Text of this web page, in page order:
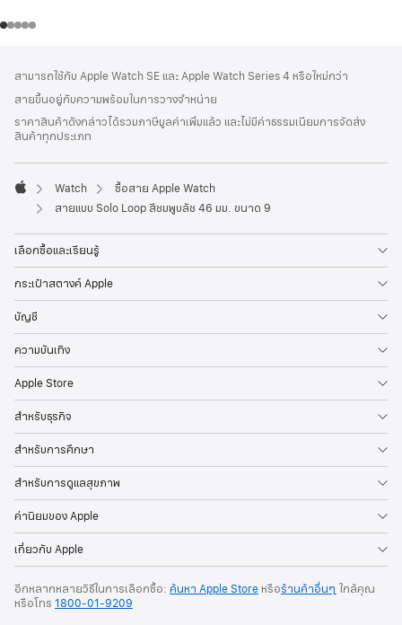
ท้าย
กระดาษ
เชิงอรรถ
สามารถใช้กับ Apple Watch SE และ Apple Watch Series 4 หรือใหม่กว่า
สายขึ้นอยู่กับความพร้อมในการวางจำหน่าย
ราคาสินค้าดังกล่าวได้รวมภาษีมูลค่าเพิ่มแล้ว และไม่มีค่าธรรมเนียมการจัดส่ง
สินค้าทุกประเภท
Apple
Watch
ซื้อสาย Apple Watch
สายแบบ Solo Loop สีชมพูบลัช 46 มม. ขนาด 9
เลือกซื้อและเรียนรู้
กระเป๋าสตางค์ Apple
บัญชี
ความบันเทิง
Apple Store
สำหรับธุรกิจ
สำหรับการศึกษา
สำหรับการดูแลสุขภาพ
ค่านิยมของ Apple
เกี่ยวกับ Apple
อีกหลากหลายวิธีในการเลือกซื้อ: ค้นหา Apple Store หรือร้านค้าอื่นๆ ใกล้คุณ
หรือโทร 1800-01-9209